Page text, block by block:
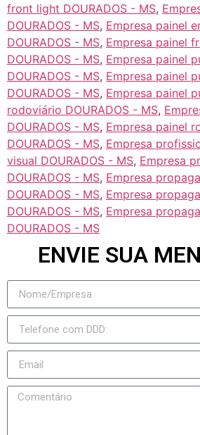
front light DOURADOS - MS,
DOURADOS - MS, Empresa painel
DOURADOS - MS, Empresa painel
DOURADOS - MS, Empresa painel
DOURADOS - MS, Empresa painel
DOURADOS - MS, Empresa painel
rodoviário DOURADOS - MS,
DOURADOS - MS, Empresa painel
DOURADOS - MS, Empresa
visual DOURADOS - MS, Empresa
DOURADOS - MS, Empresa
DOURADOS - MS, Empresa
DOURADOS - MS, Empresa
DOURADOS - MS
ENVIE SUA